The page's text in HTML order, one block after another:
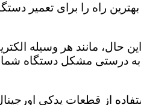
راه را برای تعمیر
حال، مانند هر وسیله
درستی مشکل دستگاه شما
از قطعات یدکی